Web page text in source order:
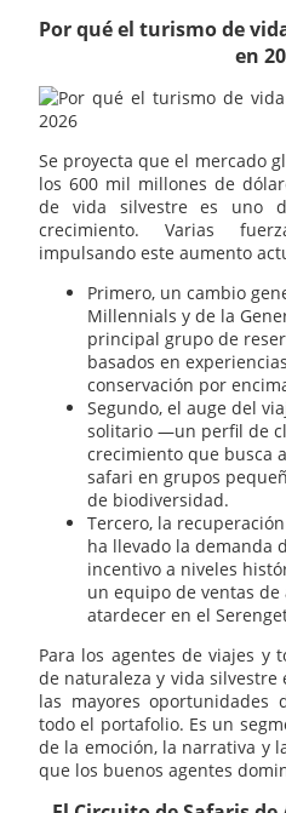
Por qué el turismo de
en
Se proyecta que el mercado
los 600 mil millones de
de vida silvestre es uno
crecimiento. Varias
impulsando este aumento
Primero, un cambio
Millennials y de la
principal grupo de
basados en
conservación por
Segundo, el auge del
solitario —un perfil de
crecimiento que busca
safari en grupos
de biodiversidad.
Tercero, la
ha llevado la demanda
incentivo a niveles
un equipo de ventas
atardecer en el
Para los agentes de viajes y
de naturaleza y vida silvestre
las mayores oportunidades
todo el portafolio. Es un
de la emoción, la narrativa y
que los buenos agentes